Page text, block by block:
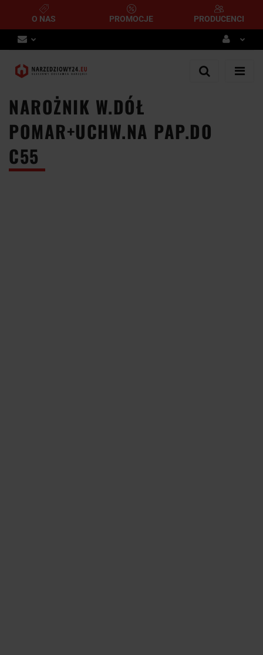
O NAS PROMOCJE PRODUCENCI
Zaloguj się
NAROŻNIK W.DÓŁ
POMAR+UCHW.NA PAP.DO
C55